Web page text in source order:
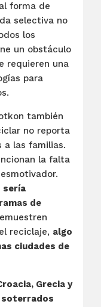
forma de
selectiva no
los
un obstáculo
requieren una
para
también
no reporta
a las familias.
la falta
sería
de
reciclaje, algo
ciudades de
Grecia y
soterrados